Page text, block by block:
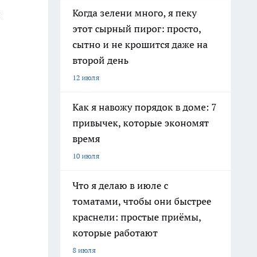
Когда зелени много, я пеку
этот сырный пирог: просто,
сытно и не крошится даже на
второй день
12 июля
Как я навожу порядок в доме: 7
привычек, которые экономят
время
10 июля
Что я делаю в июле с
томатами, чтобы они быстрее
краснели: простые приёмы,
которые работают
8 июля